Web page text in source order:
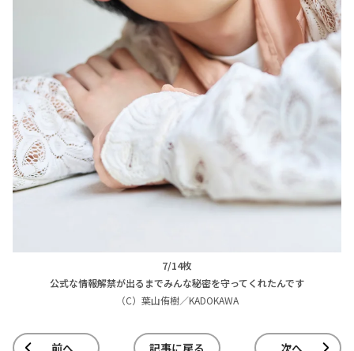
7/14枚
公式な情報解禁が出るまでみんな秘密を守ってくれたんです
（C）葉山侑樹／KADOKAWA